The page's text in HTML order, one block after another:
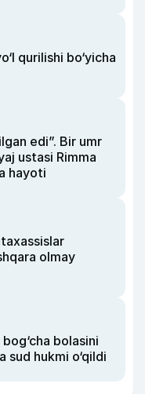
qurilishi bo‘yicha
edi”. Bir umr
ustasi Rimma
hayoti
olmay
bolasini
sud hukmi o‘qildi